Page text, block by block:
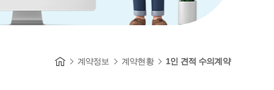
계약정보 계약현황 1인 견적 수의계약